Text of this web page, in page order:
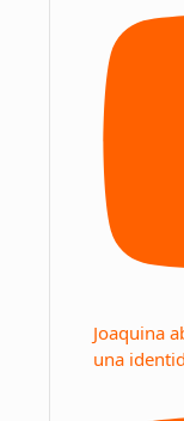
Joaquina
una